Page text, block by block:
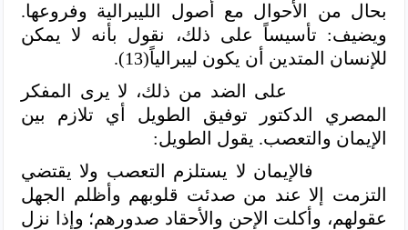
بحال من الأحوال مع أصول الليبرالية وفروعها.
ويضيف: تأسيساً على ذلك، نقول بأنه لا يمكن
للإنسان المتدين أن يكون ليبرالياً(13).
على الضد من ذلك، لا يرى المفكر
المصري الدكتور توفيق الطويل أي تلازم بين
الإيمان والتعصب. يقول الطويل:
فالإيمان لا يستلزم التعصب ولا يقتضي
التزمت إلا عند من صدئت قلوبهم وأظلم الجهل
عقولهم، وأكلت الإحن والأحقاد صدورهم؛ وإذا نزل